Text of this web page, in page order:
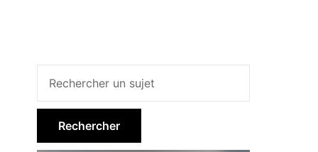
Barre
latérale
principale